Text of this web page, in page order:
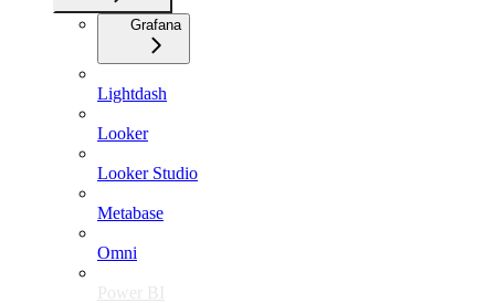
Grafana
Lightdash
Looker
Looker Studio
Metabase
Omni
Power BI